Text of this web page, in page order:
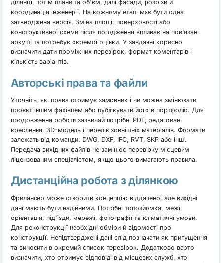
ділянці, потім плани та об'єм, далі фасади, розрізи й
координація інженерії. На кожному етапі має бути одна
затверджена версія. Зміна площі, поверховості або
конструктивної схеми після погодження впливає на пов'язані
аркуші та потребує окремої оцінки. У завданні корисно
визначити дати проміжних перевірок, формат коментарів і
кількість варіантів.
Авторські права та файли
Уточніть, які права отримує замовник і чи можна змінювати
проєкт іншим фахівцем або публікувати його в портфоліо. Для
продовження роботи зазвичай потрібні PDF, редаговані
креслення, 3D-модель і перелік зовнішніх матеріалів. Формати
залежать від команди: DWG, DXF, IFC, RVT, SKP або інші.
Передача вихідних файлів не замінює перевірку місцевим
ліцензованим спеціалістом, якщо цього вимагають правила.
Дистанційна робота з ділянкою
Фрилансер може створити концепцію віддалено, але вихідні
дані мають бути надійними. Потрібні топозйомка, межі,
орієнтація, під'їзди, мережі, фотографії та кліматичні умови.
Для реконструкції необхідні обміри й відомості про
конструкції. Непідтверджені дані слід позначати як припущення
та виносити в окремий список перевірок. Додатково варто
визначити, хто отримує відповіді від місцевих служб, хто